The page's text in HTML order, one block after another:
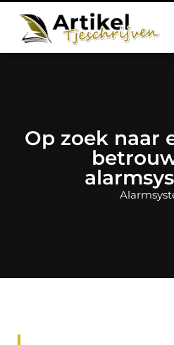
Op zoek naar